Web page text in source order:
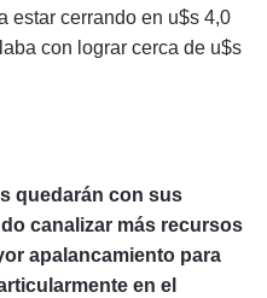
estar cerrando en u$s 4,0
con lograr cerca de u$s
quedarán con sus
canalizar más recursos
apalancamiento para
en el